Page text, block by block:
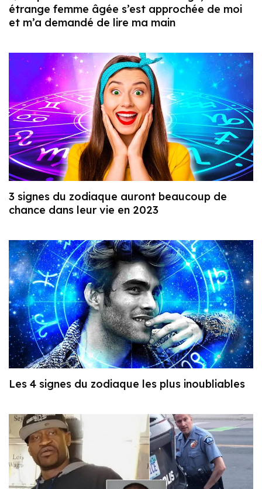
étrange femme âgée s’est approchée de moi
et m’a demandé de lire ma main
3 signes du zodiaque auront beaucoup de
chance dans leur vie en 2023
Les 4 signes du zodiaque les plus inoubliables